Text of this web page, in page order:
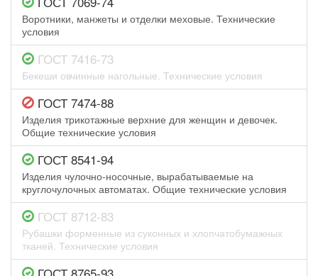
Воротники, манжеты и отделки меховые. Технические
условия
ГОСТ 7416-73
Бекеши овчинные нагольные. Технические условия
ГОСТ 7474-88
Изделия трикотажные верхние для женщин и девочек.
Общие технические условия
ГОСТ 8541-94
Изделия чулочно-носочные, вырабатываемые на
круглочулочных автоматах. Общие технические условия
ГОСТ 8712-83
Рубашки форменные из суконных и хлопчатобумажных
тканей. Технические условия